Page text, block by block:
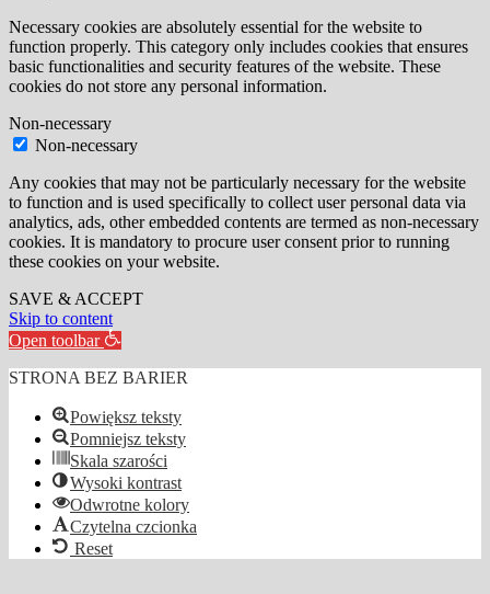
Necessary cookies are absolutely essential for the website to
function properly. This category only includes cookies that ensures
basic functionalities and security features of the website. These
cookies do not store any personal information.
Non-necessary
Non-necessary
Any cookies that may not be particularly necessary for the website
to function and is used specifically to collect user personal data via
analytics, ads, other embedded contents are termed as non-necessary
cookies. It is mandatory to procure user consent prior to running
these cookies on your website.
SAVE & ACCEPT
Skip to content
Open toolbar
STRONA BEZ BARIER
Powiększ teksty
Pomniejsz teksty
Skala szarości
Wysoki kontrast
Odwrotne kolory
Czytelna czcionka
Reset